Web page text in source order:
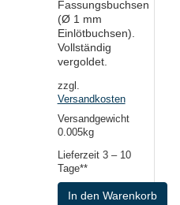
Fassungsbuchsen
(Ø 1 mm
Einlötbuchsen).
Vollständig
vergoldet.
zzgl.
Versandkosten
Versandgewicht
0.005kg
Lieferzeit 3 – 10
Tage**
In den Warenkorb